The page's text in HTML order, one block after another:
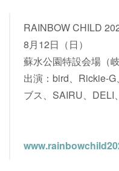
RAINBOW CHILD
8月12日（日）
蘇水公園特設会場（
出演：bird、Rickie-
ブス、SAIRU、DELI